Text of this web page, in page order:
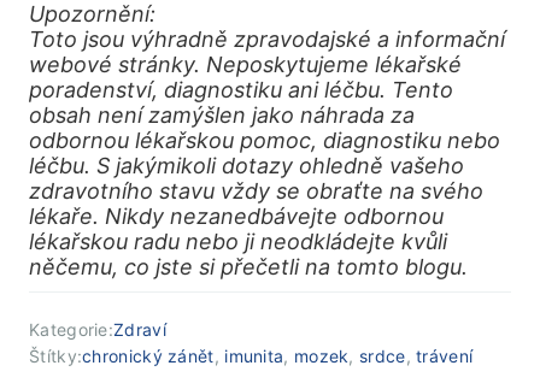
Upozornění:
Toto jsou výhradně zpravodajské a informační
webové stránky. Neposkytujeme lékařské
poradenství, diagnostiku ani léčbu. Tento
obsah není zamýšlen jako náhrada za
odbornou lékařskou pomoc, diagnostiku nebo
léčbu. S jakýmikoli dotazy ohledně vašeho
zdravotního stavu vždy se obraťte na svého
lékaře. Nikdy nezanedbávejte odbornou
lékařskou radu nebo ji neodkládejte kvůli
něčemu, co jste si přečetli na tomto blogu.
Kategorie:Zdraví
Štítky:chronický zánět, imunita, mozek, srdce,trávení